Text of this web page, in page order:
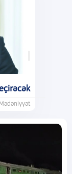
Mədəniyyət